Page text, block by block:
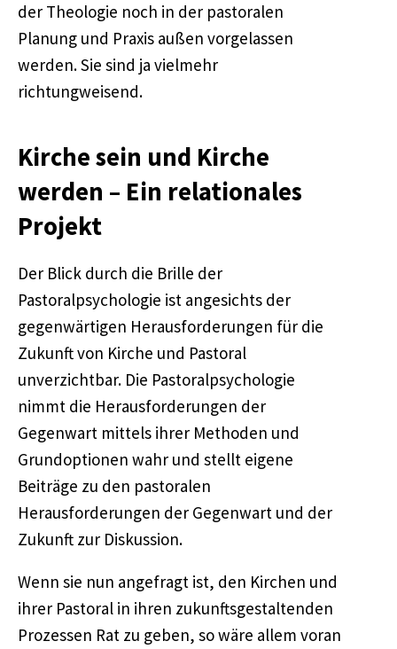
der Theologie noch in der pastoralen
Planung und Praxis außen vorgelassen
werden. Sie sind ja vielmehr
richtungweisend.
Kirche sein und Kirche
werden – Ein relationales
Projekt
Der Blick durch die Brille der
Pastoralpsychologie ist angesichts der
gegenwärtigen Herausforderungen für die
Zukunft von Kirche und Pastoral
unverzichtbar. Die Pastoralpsychologie
nimmt die Herausforderungen der
Gegenwart mittels ihrer Methoden und
Grundoptionen wahr und stellt eigene
Beiträge zu den pastoralen
Herausforderungen der Gegenwart und der
Zukunft zur Diskussion.
Wenn sie nun angefragt ist, den Kirchen und
ihrer Pastoral in ihren zukunftsgestaltenden
Prozessen Rat zu geben, so wäre allem voran